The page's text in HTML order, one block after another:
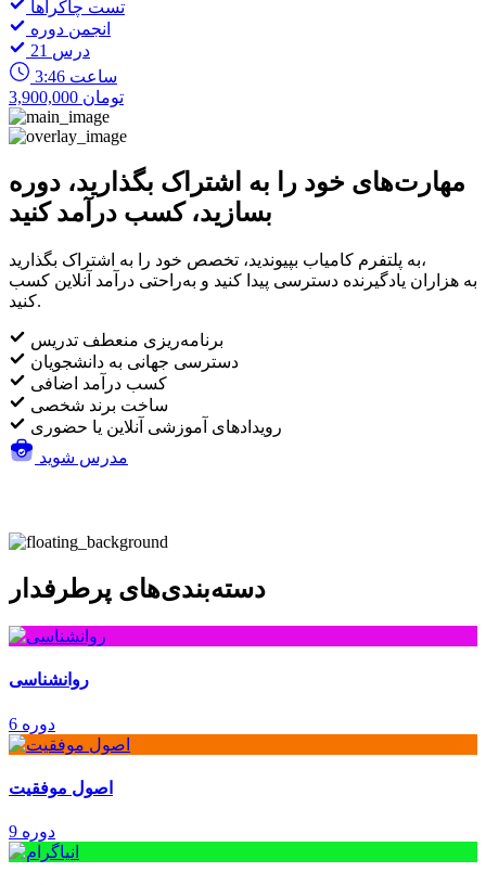
تست چاکراها
انجمن دوره
21 درس
3:46 ساعت
3,900,000 تومان
مهارت‌های خود را به اشتراک بگذارید، دوره
بسازید، کسب درآمد کنید
به پلتفرم کامیاب بپیوندید، تخصص خود را به اشتراک بگذارید،
به هزاران یادگیرنده دسترسی پیدا کنید و به‌راحتی درآمد آنلاین کسب
کنید.
برنامه‌ریزی منعطف تدریس
دسترسی جهانی به دانشجویان
کسب درآمد اضافی
ساخت برند شخصی
رویدادهای آموزشی آنلاین یا حضوری
مدرس شوید
دسته‌بندی‌های پرطرفدار
روانشناسی
6 دوره
اصول موفقیت
9 دوره